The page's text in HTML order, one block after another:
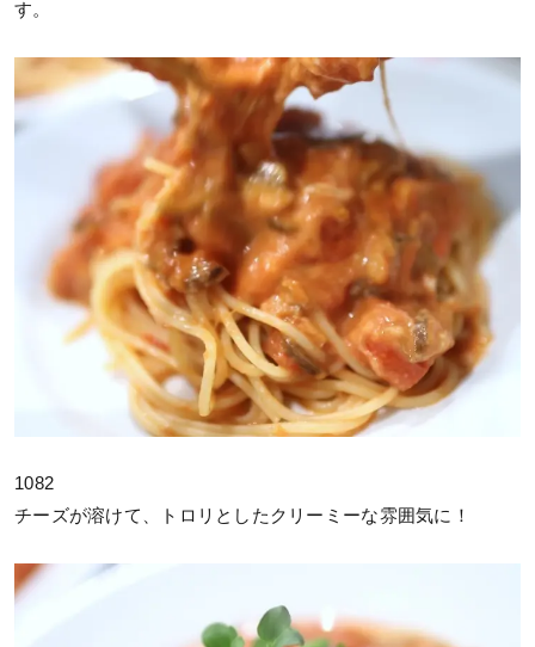
す。
1082
チーズが溶けて、トロリとしたクリーミーな雰囲気に！